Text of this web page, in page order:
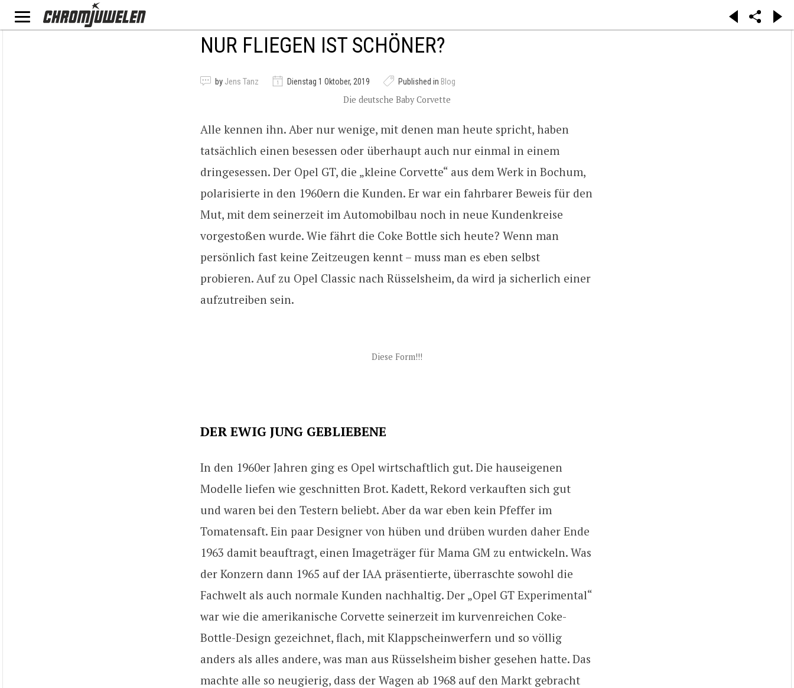
NUR FLIEGEN IST SCHÖNER?
by Jens Tanz Dienstag 1 Oktober, 2019 Published in Blog
Die deutsche Baby Corvette
Alle kennen ihn. Aber nur wenige, mit denen man heute spricht, haben
tatsächlich einen besessen oder überhaupt auch nur einmal in einem
dringesessen. Der Opel GT, die „kleine Corvette“ aus dem Werk in Bochum,
polarisierte in den 1960ern die Kunden. Er war ein fahrbarer Beweis für den
Mut, mit dem seinerzeit im Automobilbau noch in neue Kundenkreise
vorgestoßen wurde. Wie fährt die Coke Bottle sich heute? Wenn man
persönlich fast keine Zeitzeugen kennt – muss man es eben selbst
probieren. Auf zu Opel Classic nach Rüsselsheim, da wird ja sicherlich einer
aufzutreiben sein.
Diese Form!!!
DER EWIG JUNG GEBLIEBENE
In den 1960er Jahren ging es Opel wirtschaftlich gut. Die hauseigenen
Modelle liefen wie geschnitten Brot. Kadett, Rekord verkauften sich gut
und waren bei den Testern beliebt. Aber da war eben kein Pfeffer im
Tomatensaft. Ein paar Designer von hüben und drüben wurden daher Ende
1963 damit beauftragt, einen Imageträger für Mama GM zu entwickeln. Was
der Konzern dann 1965 auf der IAA präsentierte, überraschte sowohl die
Fachwelt als auch normale Kunden nachhaltig. Der „Opel GT Experimental“
war wie die amerikanische Corvette seinerzeit im kurvenreichen Coke-
Bottle-Design gezeichnet, flach, mit Klappscheinwerfern und so völlig
anders als alles andere, was man aus Rüsselsheim bisher gesehen hatte. Das
machte alle so neugierig, dass der Wagen ab 1968 auf den Markt gebracht